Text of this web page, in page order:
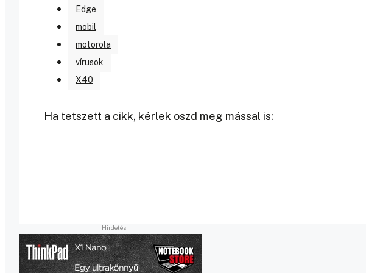
Edge
mobil
motorola
vírusok
X40
Ha tetszett a cikk, kérlek oszd meg mással is: